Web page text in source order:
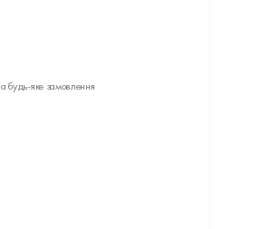
будь-яке замовлення